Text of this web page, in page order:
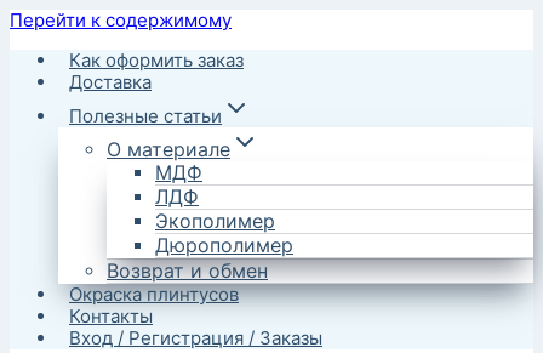
Перейти к содержимому
Как оформить заказ
Доставка
Полезные статьи
О материале
МДФ
ЛДФ
Экополимер
Дюрополимер
Возврат и обмен
Окраска плинтусов
Контакты
Вход / Регистрация / Заказы